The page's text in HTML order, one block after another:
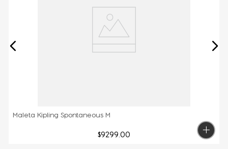
Maleta Kipling Spontaneous M
$9299.00